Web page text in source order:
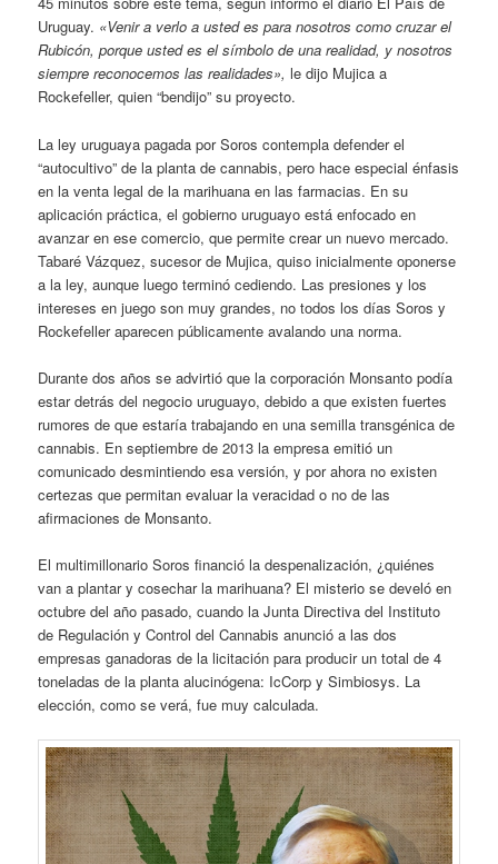
Uruguay. «Venira verlo a usted es para nosotros como cruzar el
Rubicón, porque usted es el símbolo de una realidad, y nosotros
siempre reconocemos las realidades»,le dijo Mujica a
Rockefeller, quien “bendijo” su proyecto.
La ley uruguaya pagada por Soros contempla defender el
“autocultivo” de la planta de cannabis, pero hace especial énfasis
en la venta legal de la marihuana en las farmacias. En su
aplicación práctica, el gobierno uruguayo está enfocado en
avanzar en ese comercio, que permite crear un nuevo mercado.
Tabaré Vázquez, sucesor de Mujica, quiso inicialmente oponerse
a la ley, aunque luego terminó cediendo. Las presiones y los
intereses en juego son muy grandes, no todos los días Soros y
Rockefeller aparecen públicamente avalando una norma.
Durante dos años se advirtió que la corporación Monsanto podía
estar detrás del negocio uruguayo, debido a que existen fuertes
rumores de que estaría trabajando en una semilla transgénica de
cannabis. En septiembre de 2013 la empresa emitió un
comunicado desmintiendo esa versión, y por ahora no existen
certezas que permitan evaluar la veracidad o no de las
afirmaciones de Monsanto.
El multimillonario Soros financió la despenalización, ¿quiénes
van a plantar y cosechar la marihuana? El misterio se develó en
octubre del año pasado, cuando la Junta Directiva del Instituto
de Regulación y Control del Cannabis anunció a las dos
empresas ganadoras de la licitación para producir un total de 4
toneladas de la planta alucinógena: IcCorp y Simbiosys. La
elección, como se verá, fue muy calculada.